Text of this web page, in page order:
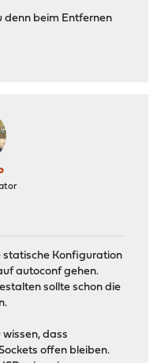
denn beim Entfernen
statische Konfiguration
autoconf gehen.
sollte schon die
dass
offen bleiben.